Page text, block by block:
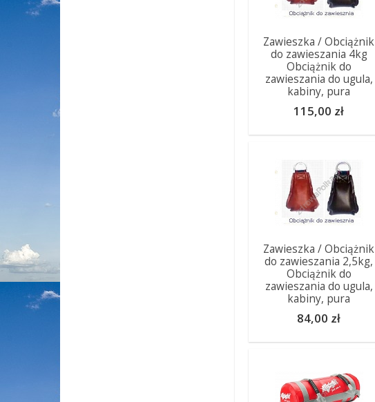
Zawieszka / Obciążnik
do zawieszania 4kg
Obciążnik do
zawieszania do ugula,
kabiny, pura
115,00 zł
Zawieszka / Obciążnik
do zawieszania 2,5kg,
Obciążnik do
zawieszania do ugula,
kabiny, pura
84,00 zł